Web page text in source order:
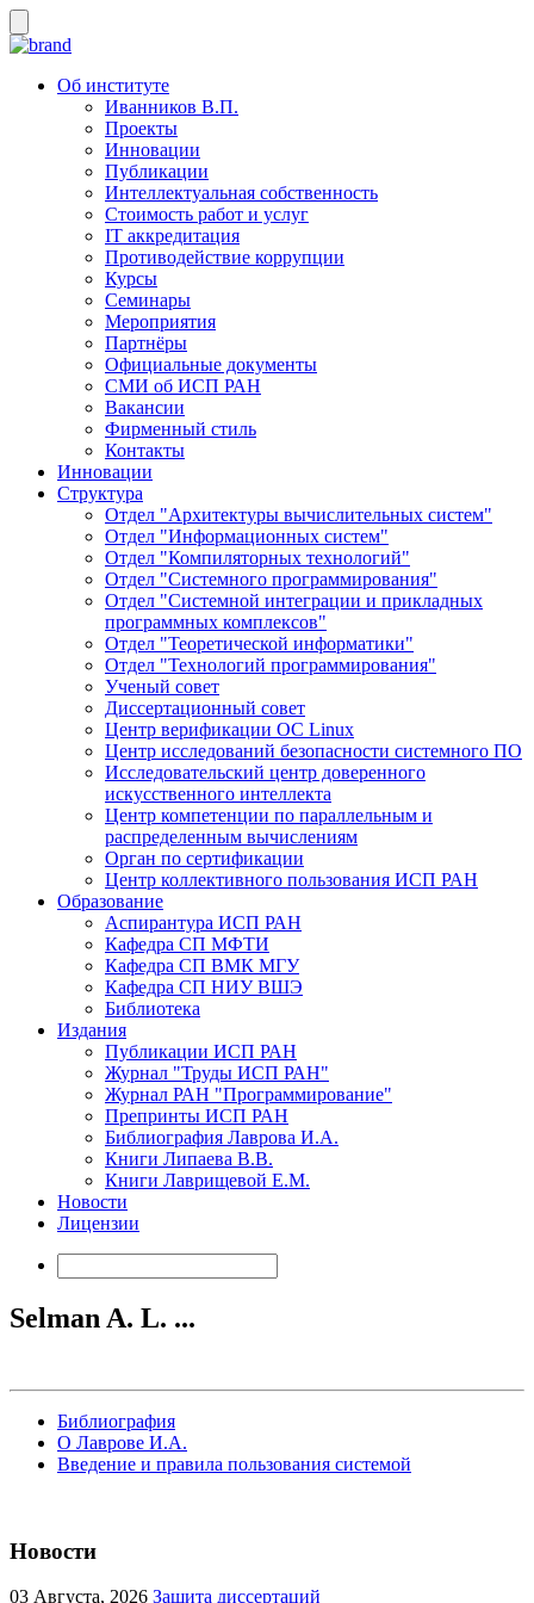
Об институте
Иванников В.П.
Проекты
Инновации
Публикации
Интеллектуальная собственность
Стоимость работ и услуг
IT аккредитация
Противодействие коррупции
Курсы
Семинары
Мероприятия
Партнёры
Официальные документы
СМИ об ИСП РАН
Вакансии
Фирменный стиль
Контакты
Инновации
Структура
Отдел "Архитектуры вычислительных систем"
Отдел "Информационных систем"
Отдел "Компиляторных технологий"
Отдел "Системного программирования"
Отдел "Системной интеграции и прикладных
программных комплексов"
Отдел "Теоретической информатики"
Отдел "Технологий программирования"
Ученый совет
Диссертационный совет
Центр верификации ОС Linux
Центр исследований безопасности системного ПО
Исследовательский центр доверенного
искусственного интеллекта
Центр компетенции по параллельным и
распределенным вычислениям
Орган по сертификации
Центр коллективного пользования ИСП РАН
Образование
Аспирантура ИСП РАН
Кафедра СП МФТИ
Кафедра СП ВМК МГУ
Кафедра СП НИУ ВШЭ
Библиотека
Издания
Публикации ИСП РАН
Журнал "Труды ИСП РАН"
Журнал РАН "Программирование"
Препринты ИСП РАН
Библиография Лаврова И.А.
Книги Липаева В.В.
Книги Лаврищевой Е.М.
Новости
Лицензии
Selman A. L. ...
Библиография
О Лаврове И.А.
Введение и правила пользования системой
Новости
03 Августа, 2026 Защита диссертаций